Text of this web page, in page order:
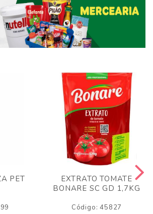
PET
EXTRATO TOMATE
BONARE SC GD 1,7KG
Código: 45827